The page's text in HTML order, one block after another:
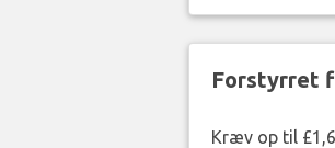
Forstyrret
Kræv op til